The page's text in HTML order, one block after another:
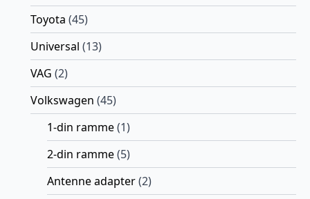
Toyota (45)
Universal (13)
VAG (2)
Volkswagen (45)
1-din ramme(1)
2-din ramme(5)
Antenne adapter(2)